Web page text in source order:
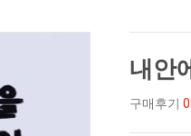
내안
구매후기 0